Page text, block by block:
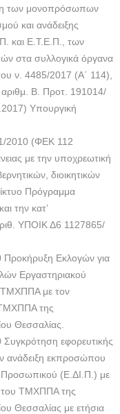
των μονοπρόσωπων
και ανάδειξης
και Ε.Τ.Ε.Π., των
στα συλλογικά όργανα
ν. 4485/2017 (Α΄ 114),
Β. Προτ. 191014/
Υπουργική
2010 (ΦΕΚ 112
με την υποχρεωτική
διοικητικών
Πρόγραμμα
την κατ’
ΥΠΟΙΚ Δ6 1127865/
Εκλογών για
Εργαστηριακού
ΤΜΧΠΠΑ με τον
της
Θεσσαλίας.
εφορευτικής
ανάδειξη εκπροσώπου
Προσωπικού (Ε.ΔΙ.Π.) με
του ΤΜΧΠΠΑ της
Θεσσαλίας με ετήσια